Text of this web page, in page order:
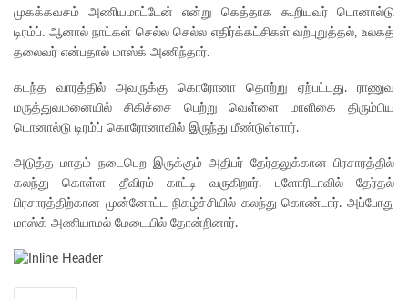
முகக்கவசம் அணியமாட்டேன் என்று கெத்தாக கூறியவர் டொனால்டு
டிரம்ப். ஆனால் நாட்கள் செல்ல செல்ல எதிர்க்கட்சிகள் வற்புறுத்தல், உலகத்
தலைவர் என்பதால் மாஸ்க் அணிந்தார்.
கடந்த வாரத்தில் அவருக்கு கொரோனா தொற்று ஏற்பட்டது. ராணுவ
மருத்துவமனையில் சிகிச்சை பெற்று வெள்ளை மாளிகை திரும்பிய
டொனால்டு டிரம்ப் கொரோனாவில் இருந்து மீண்டுள்ளார்.
அடுத்த மாதம் நடைபெற இருக்கும் அதிபர் தேர்தலுக்கான பிரசாரத்தில்
கலந்து கொள்ள தீவிரம் காட்டி வருகிறார். புளோரிடாவில் தேர்தல்
பிரசாரத்திற்கான முன்னோட்ட நிகழ்ச்சியில் கலந்து கொண்டார். அப்போது
மாஸ்க் அணியாமல் மேடையில் தோன்றினார்.